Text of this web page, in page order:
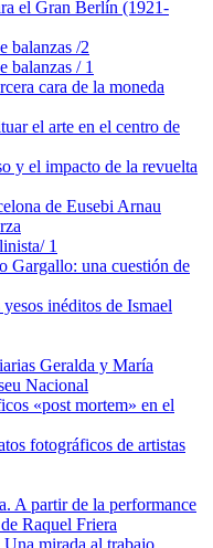
el Gran Berlín (1921-
balanzas /2
balanzas / 1
cara de la moneda
el arte en el centro de
y el impacto de la revuelta
de Eusebi Arnau
1
Gargallo: una cuestión de
inéditos de Ismael
Geralda y María
Nacional
«post mortem» en el
fotográficos de artistas
A partir de la performance
Raquel Friera
mirada al trabajo